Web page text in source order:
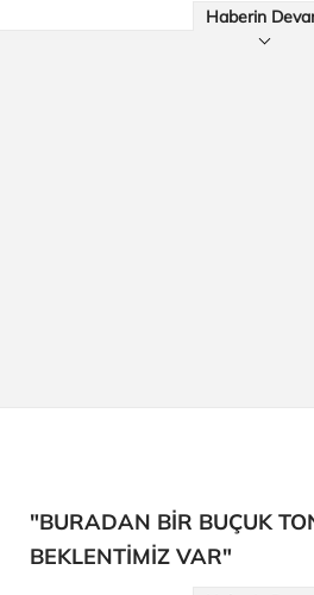
Haberin
"BURADAN BİR BUÇUK
BEKLENTİMİZ VAR"